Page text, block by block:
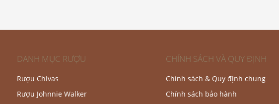
DANH MỤC RƯỢU
Rượu Chivas
Rượu Johnnie Walker
CHÍNH SÁCH VÀ QUY ĐỊNH
Chính sách & Quy định chung
Chính sách bảo hành